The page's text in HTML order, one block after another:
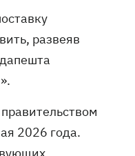
развеяв
2026 года.